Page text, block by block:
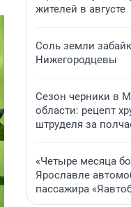
жителей в августе
Соль земли
Нижегородцевы
Сезон черники в
области: рецепт
штруделя за
«Четыре месяца
Ярославле
пассажира